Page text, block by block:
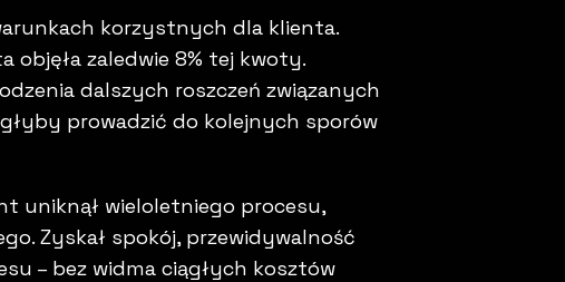
korzystnych dla klienta.
objęła zaledwie 8% tej kwoty.
dalszych roszczeń związanych
prowadzić do kolejnych sporów
uniknął wieloletniego procesu,
Zyskał spokój, przewidywalność
– bez widma ciągłych kosztów